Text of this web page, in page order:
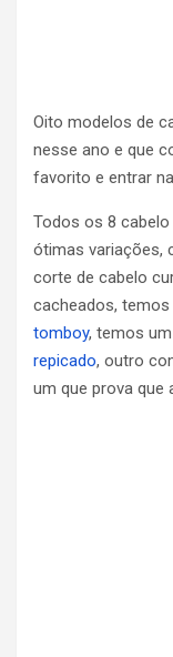
Oito modelos de
nesse ano e que
favorito e entrar na
Todos os 8
ótimas variações,
corte de cabelo
cacheados,
tomboy, temos
repicado, outro
um que prova que